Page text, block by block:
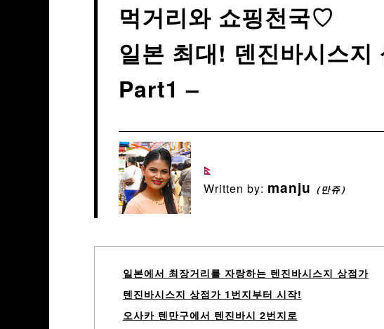
먹거리와 쇼핑천국♡
일본 최대! 덴진바시스
Part1 –
Written by: manju （만쥬）
일본에서 최장거리를 자랑하는 텐진바시스지 상점가
텐진바시스지 상점가 1번지부터 시작!
오사카 텐만구에서 텐진바시 2번지로